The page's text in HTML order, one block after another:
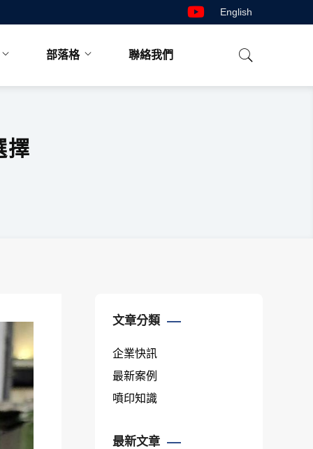
English
部落格 聯絡我們
擇
文章分類
企業快訊
最新案例
噴印知識
最新文章